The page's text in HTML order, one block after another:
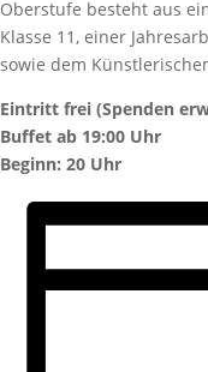
Oberstufe besteht aus
Klasse 11, einer
sowie dem
Eintritt frei (Spenden
Buffet ab 19:00 Uhr
Beginn: 20 Uhr